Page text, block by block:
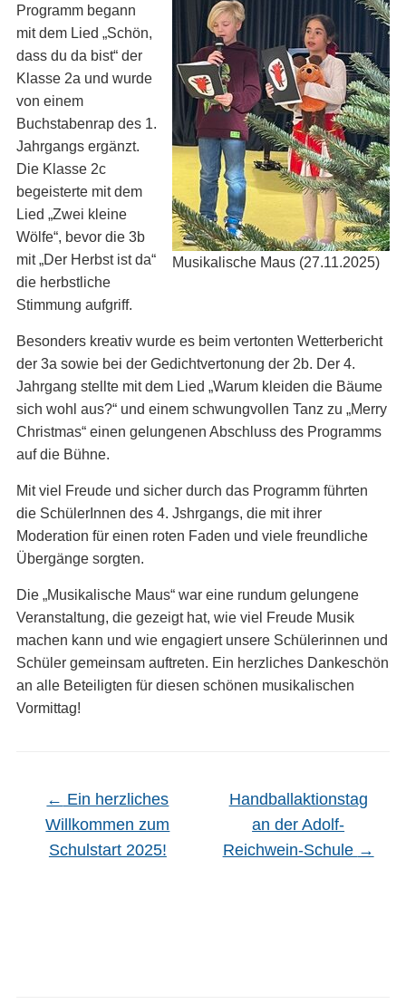
Musikalische Maus (27.11.2025)
Programm begann
mit dem Lied „Schön,
dass du da bist“ der
Klasse 2a und wurde
von einem
Buchstabenrap des 1.
Jahrgangs ergänzt.
Die Klasse 2c
begeisterte mit dem
Lied „Zwei kleine
Wölfe“, bevor die 3b
mit „Der Herbst ist da“
die herbstliche
Stimmung aufgriff.
Besonders kreativ wurde es beim verton­ten Wetterbericht
der 3a sowie bei der Gedichtvertonung der 2b. Der 4.
Jahrgang stellte mit dem Lied „Warum kleiden die Bäume
sich wohl aus?“ und einem schwungvollen Tanz zu „Merry
Christmas“ einen gelungenen Abschluss des Programms
auf die Bühne.
Mit viel Freude und sicher durch das Programm führten
die SchülerInnen des 4. Jshrgangs, die mit ihrer
Moderation für einen roten Faden und viele freundliche
Übergänge sorgten.
Die „Musikalische Maus“ war eine rundum gelungene
Veranstaltung, die gezeigt hat, wie viel Freude Musik
machen kann und wie engagiert unsere Schülerinnen und
Schüler gemeinsam auftreten. Ein herzliches Dankeschön
an alle Beteiligten für diesen schönen musikalischen
Vormittag!
← Ein herzliches
Willkommen zum
Schulstart 2025!
Handballaktionstag
an der Adolf-
Reichwein-Schule →